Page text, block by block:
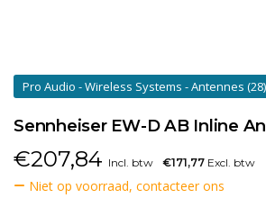
Pro Audio - Wireless Systems - Antennes (28)
Sennheiser EW-D AB Inline
€207,84 Incl. btw €171,77 Excl. btw
Niet op voorraad, contacteer ons